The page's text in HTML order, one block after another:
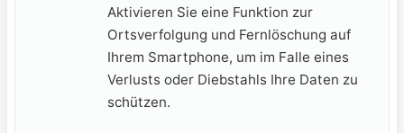
Aktivieren Sie eine Funktion zur
Ortsverfolgung und Fernlöschung auf
Ihrem Smartphone, um im Falle eines
Verlusts oder Diebstahls Ihre Daten zu
schützen.